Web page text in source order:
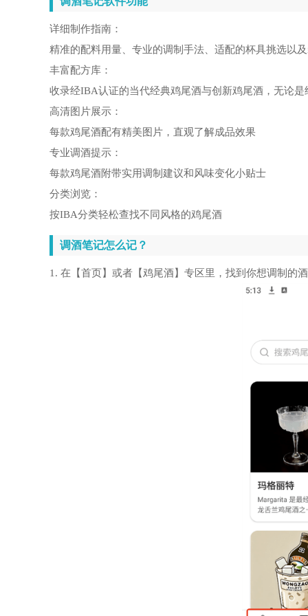
详细制作指南：
精准的配料用量、专业的调制手法、适配的杯具挑选以
丰富配方库：
收录经IBA认证的当代经典鸡尾酒与创新鸡尾酒，无论
高清图片展示：
每款鸡尾酒配有精美图片，直观了解成品效果
专业调酒提示：
每款鸡尾酒附带实用调制建议和风味变化小贴士
分类浏览：
按IBA分类轻松查找不同风格的鸡尾酒
调酒笔记怎么记？
1. 在【首页】或者【鸡尾酒】专区里，找到你想调制的